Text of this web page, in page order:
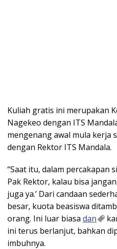
Kuliah gratis ini merupakan
Nagekeo dengan ITS
mengenang awal mula kerja
dengan Rektor ITS Mandala.
“Saat itu, dalam percakapan
Pak Rektor, kalau bisa
juga ya.’ Dari candaan
besar, kuota beasiswa
orang. Ini luar biasa dan
ini terus berlanjut, bahkan
imbuhnya.